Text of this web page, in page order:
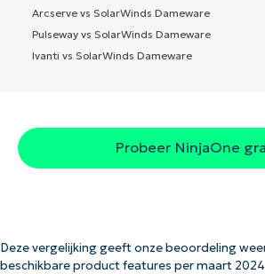
Arcserve vs SolarWinds Dameware
Pulseway vs SolarWinds Dameware
Ivanti vs SolarWinds Dameware
Probeer NinjaOne
Deze vergelijking geeft onze beoordeling
beschikbare product features per maart